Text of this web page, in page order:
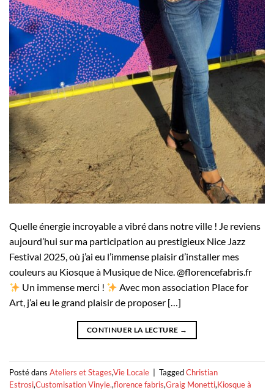
Quelle énergie incroyable a vibré dans notre ville ! Je reviens
aujourd’hui sur ma participation au prestigieux Nice Jazz
Festival 2025, où j’ai eu l’immense plaisir d’installer mes
couleurs au Kiosque à Musique de Nice. @florencefabris.fr
Un immense merci !
Avec mon association Place for
Art, j’ai eu le grand plaisir de proposer […]
CONTINUER LA LECTURE →
Posté dans Ateliers et Stages,Vie Locale TaggedChristian
Estrosi,Customisation Vinyle.,florence fabris,Graig Monetti,Kiosque à